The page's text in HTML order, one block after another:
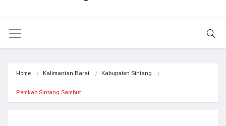
Home Kalimantan Barat Kabupaten Sintang
Pemkab Sintang Sambut…